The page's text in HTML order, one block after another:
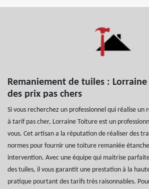
Remaniement de tuiles :
des prix pas chers
Si vous recherchez un professionnel qui réalise
à tarif pas cher, Lorraine Toiture est un
vous. Cet artisan a la réputation de réaliser des
normes pour fournir une toiture remaniée
intervention. Avec une équipe qui maitrise
des tuiles, il vous garantit une prestation à la
pratique pourtant des tarifs très raisonnables.